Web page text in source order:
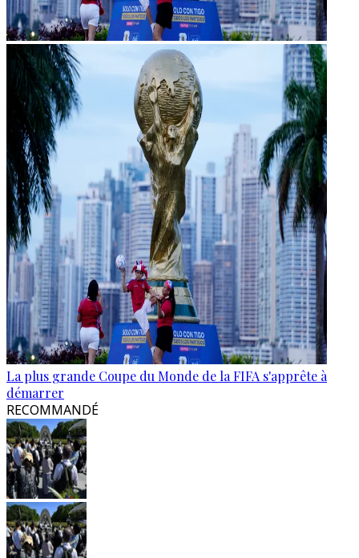
La plus grande Coupe du Monde de la FIFA s'apprête à
démarrer
RECOMMANDÉ